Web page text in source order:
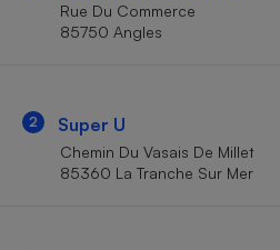
Rue Du Commerce
85750 Angles
2 Super U
Chemin Du Vasais De Millet
85360 La Tranche Sur Mer